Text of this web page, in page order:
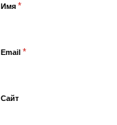
Имя *
Email *
Сайт